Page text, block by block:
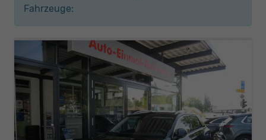
Fahrzeuge: